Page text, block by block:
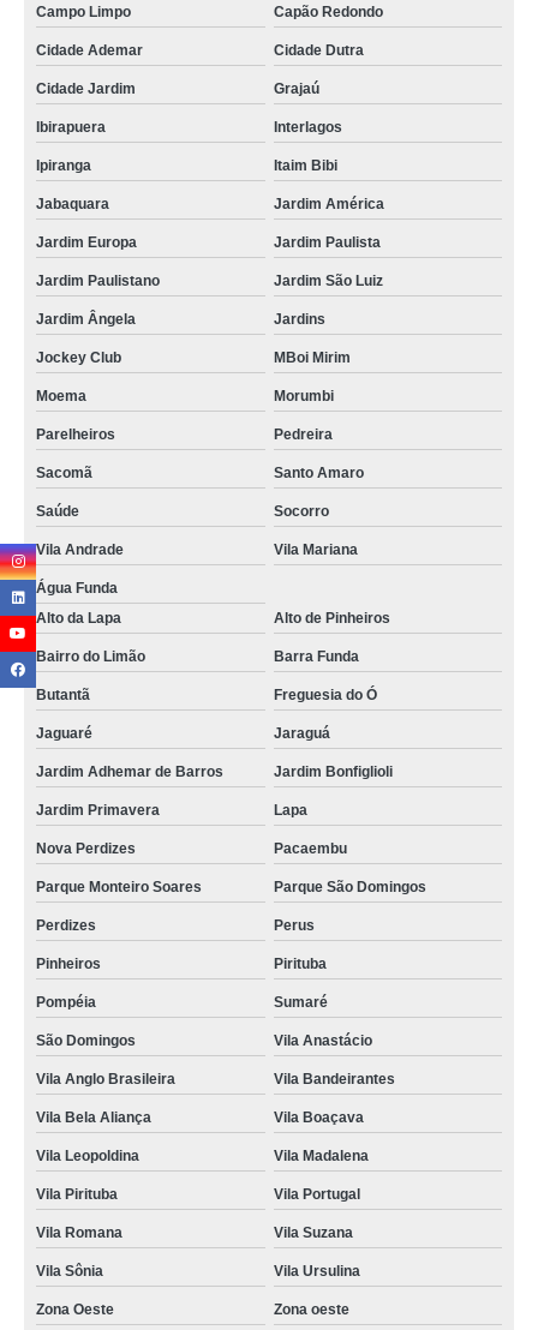
Campo Limpo Capão Redondo
Cidade Ademar Cidade Dutra
Cidade Jardim Grajaú
Ibirapuera Interlagos
Ipiranga Itaim Bibi
Jabaquara Jardim América
Jardim Europa Jardim Paulista
Jardim Paulistano Jardim São Luiz
Jardim Ângela Jardins
Jockey Club MBoi Mirim
Moema Morumbi
Parelheiros Pedreira
Sacomã Santo Amaro
Saúde Socorro
Vila Andrade Vila Mariana
Água Funda
Alto da Lapa
Alto de Pinheiros
Bairro do Limão Barra Funda
Butantã Freguesia do Ó
Jaguaré Jaraguá
Jardim Adhemar de Barros Jardim Bonfiglioli
Jardim Primavera Lapa
Nova Perdizes Pacaembu
Parque Monteiro Soares Parque São Domingos
Perdizes Perus
Pinheiros Pirituba
Pompéia Sumaré
São Domingos Vila Anastácio
Vila Anglo Brasileira Vila Bandeirantes
Vila Bela Aliança Vila Boaçava
Vila Leopoldina Vila Madalena
Vila Pirituba Vila Portugal
Vila Romana Vila Suzana
Vila Sônia Vila Ursulina
Zona Oeste Zona oeste